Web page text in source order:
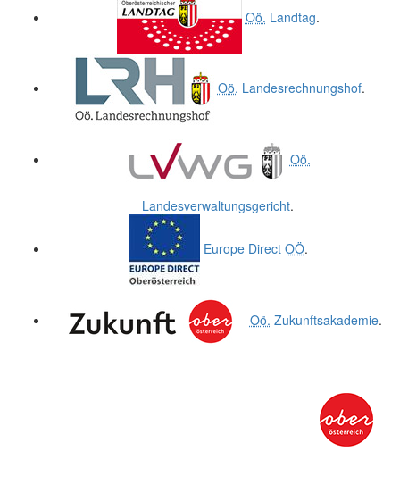
Oö. Landtag.
Oö. Landesrechnungshof.
Oö.
Landesverwaltungsgericht.
Europe Direct OÖ.
Oö. Zukunftsakademie.